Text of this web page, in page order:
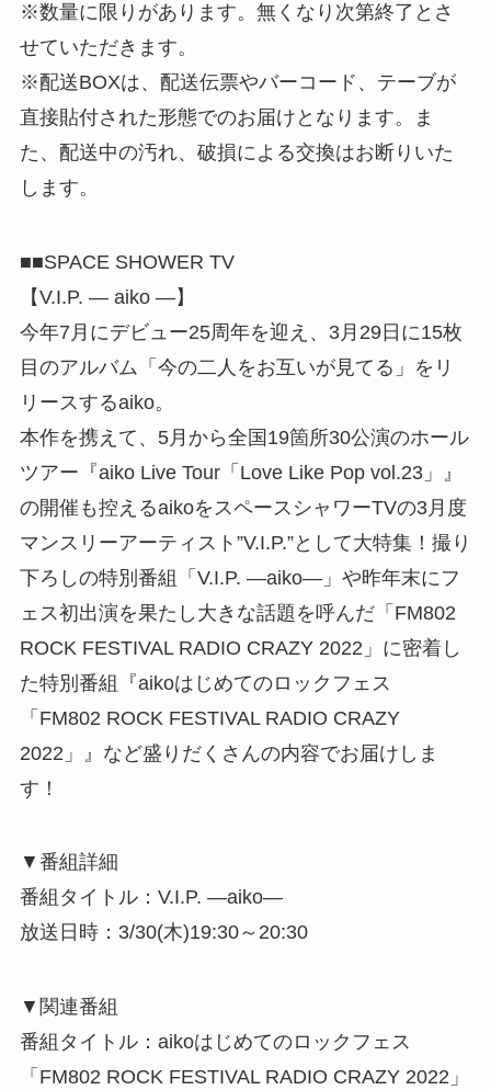
※数量に限りがあります。無くなり次第終了とさ
せていただきます。
※配送BOXは、配送伝票やバーコード、テーブが
直接貼付された形態でのお届けとなります。ま
た、配送中の汚れ、破損による交換はお断りいた
します。
■■SPACE SHOWER TV
【V.I.P. ― aiko ―】
今年7月にデビュー25周年を迎え、3月29日に15枚
目のアルバム「今の二人をお互いが見てる」をリ
リースするaiko。
本作を携えて、5月から全国19箇所30公演のホール
ツアー『aiko Live Tour「Love Like Pop vol.23」』
の開催も控えるaikoをスペースシャワーTVの3月度
マンスリーアーティスト”V.I.P.”として大特集！撮り
下ろしの特別番組「V.I.P. ―aiko―」や昨年末にフ
ェス初出演を果たし大きな話題を呼んだ「FM802
ROCK FESTIVAL RADIO CRAZY 2022」に密着し
た特別番組『aikoはじめてのロックフェス
「FM802 ROCK FESTIVAL RADIO CRAZY
2022」』など盛りだくさんの内容でお届けしま
す！
▼番組詳細
番組タイトル：V.I.P. ―aiko―
放送日時：3/30(木)19:30～20:30
▼関連番組
番組タイトル：aikoはじめてのロックフェス
「FM802 ROCK FESTIVAL RADIO CRAZY 2022」